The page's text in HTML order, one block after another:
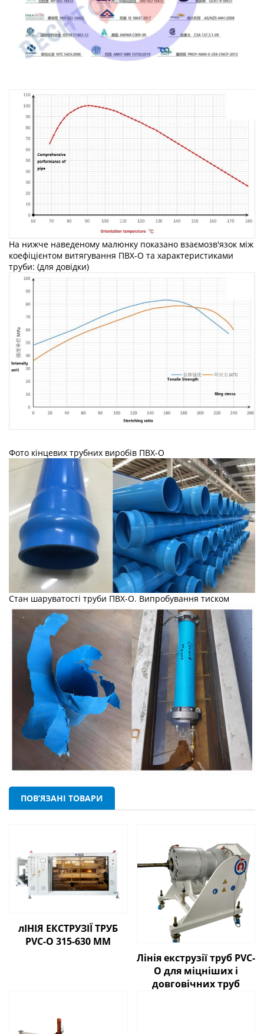
На нижче наведеному малюнку показано взаємозв'язок між
коефіцієнтом витягування ПВХ-О та характеристиками
труби: (для довідки)
Фото кінцевих трубних виробів ПВХ-О
Стан шаруватості труби ПВХ-О. Випробування тиском
ПОВ’ЯЗАНІ ТОВАРИ
лІНІЯ ЕКСТРУЗІЇ ТРУБ
PVC-O 315-630 ММ
Лінія екструзії труб PVC-
O для міцніших і
довговічних труб